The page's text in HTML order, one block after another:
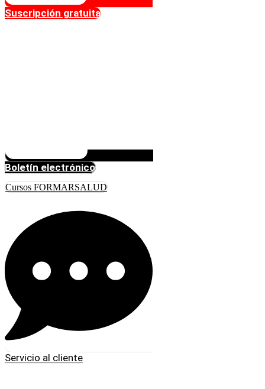
Suscripción gratuita
Boletín electrónico
Cursos FORMARSALUD
Servicio al cliente